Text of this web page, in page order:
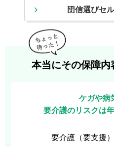
団信選びセ
本当にその保障内
ケガや病
要介護のリスクは
要介護（要支援